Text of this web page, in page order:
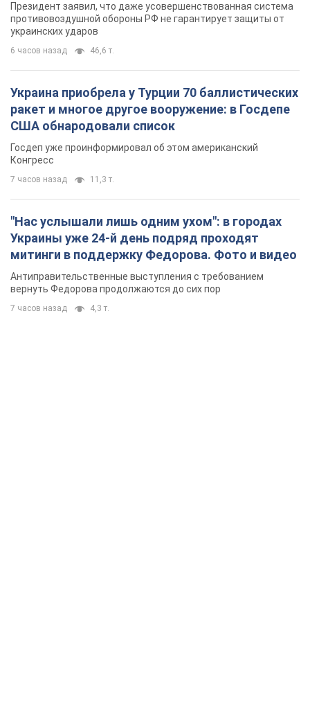
Президент заявил, что даже усовершенствованная система
противовоздушной обороны РФ не гарантирует защиты от
украинских ударов
6 часов назад 46,6 т.
Украина приобрела у Турции 70 баллистических
ракет и многое другое вооружение: в Госдепе
США обнародовали список
Госдеп уже проинформировал об этом американский
Конгресс
7 часов назад 11,3 т.
"Нас услышали лишь одним ухом": в городах
Украины уже 24-й день подряд проходят
митинги в поддержку Федорова. Фото и видео
Антиправительственные выступления с требованием
вернуть Федорова продолжаются до сих пор
7 часов назад 4,3 т.